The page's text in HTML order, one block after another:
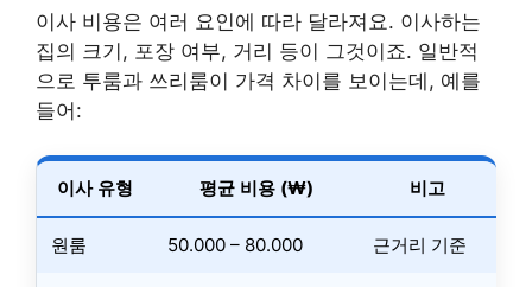
이사 비용은 여러 요인에 따라 달라져요. 이사하는
집의 크기, 포장 여부, 거리 등이 그것이죠. 일반적
으로 투룸과 쓰리룸이 가격 차이를 보이는데, 예를
들어:
이사 유형 평균 비용 (₩) 비고
원룸 50.000 – 80.000 근거리 기준